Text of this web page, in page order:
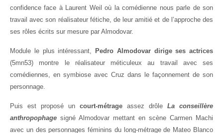
confidence face à Laurent Weil où la comédienne nous parle de son
travail avec son réalisateur fétiche, de leur amitié et de l’approche des
ses rôles écrits sur mesure par Almodovar.
Module le plus intéressant,
Pedro Almodovar dirige ses actrices
(5mn53) montre le réalisateur méticuleux au travail avec ses
comédiennes, en symbiose avec Cruz dans le façonnement de son
personnage.
Puis est proposé un court-métrage assez drôle La conseillère
anthropophage signé Almodovar mettant en scène Carmen Machi
avec un des personnages féminins du long-métrage de Mateo Blanco